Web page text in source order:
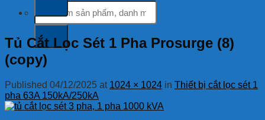
kiếm:
Tủ Cắt Lọc Sét 1 Pha Prosurge (8)
(copy)
Published 04/12/2025 at 1024 × 1024 in Thiết bị cắt lọc sét 1
pha 63A 150kA/250kA